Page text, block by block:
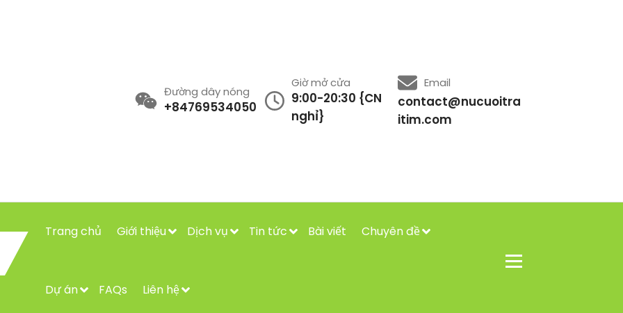
Đường dây nóng
+84769534050
Giờ mở cửa
9:00-20:30 {CN
nghỉ}
Email
contact@nucuoitra
itim.com
Trang chủ Giới thiệu Dịch vụ Tin tức Bài viết Chuyên đề
Dự án FAQs Liên hệ